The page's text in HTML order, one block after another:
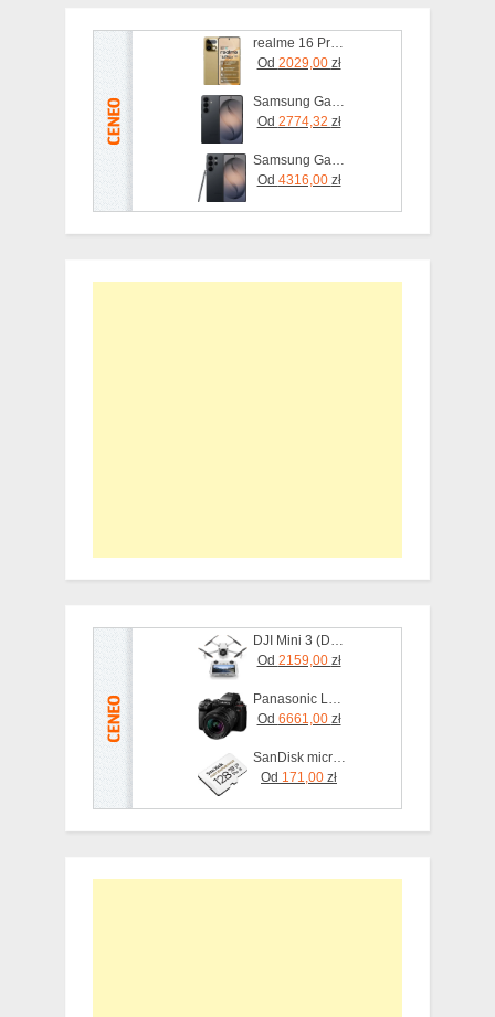
realme 16 Pro+ 5G 12/512GB Złoty
Od 2029,00 zł
Samsung Galaxy S26 SM-S942 12/256GB Czarny
Od 2774,32 zł
Samsung Galaxy S26 Ultra SM-S948 5G 12/256GB Czarny
Od 4316,00 zł
DJI Mini 3 (DJI-RC)
Od 2159,00 zł
Panasonic Lumix S5II + 20-60mm f/3.5-5.6
Od 6661,00 zł
SanDisk microSDXC 128GB High Endurance Class10 (SDSQQNR128GGN6IA)
Od 171,00 zł